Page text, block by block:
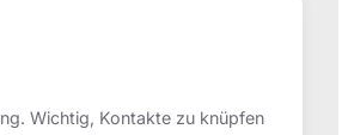
Wichtig, Kontakte zu knüpfen